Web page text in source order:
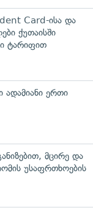
Card-ისა და
ქუთაისში
ტარიფით
ადამიანი ერთი
მცირე და
უსაფრთხოების